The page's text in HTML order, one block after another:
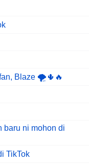
Blaze 🌪️🌵🔥
baru ni mohon di
TikTok